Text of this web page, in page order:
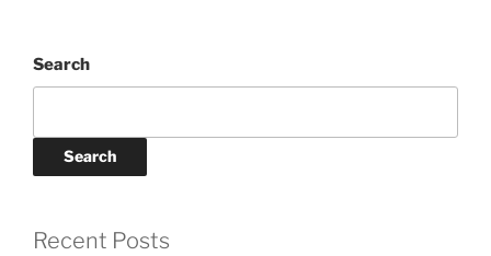
Search
Search
Recent Posts